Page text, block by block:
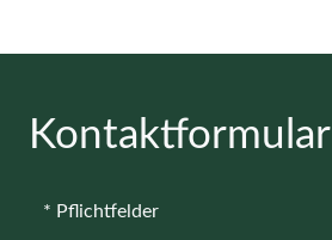
Kontaktformular
* Pflichtfelder